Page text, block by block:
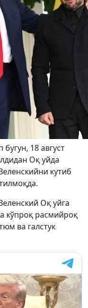
18 август
Оқ уйда
кутиб
Оқ уйга
кўпроқ расмийроқ
ва галстук